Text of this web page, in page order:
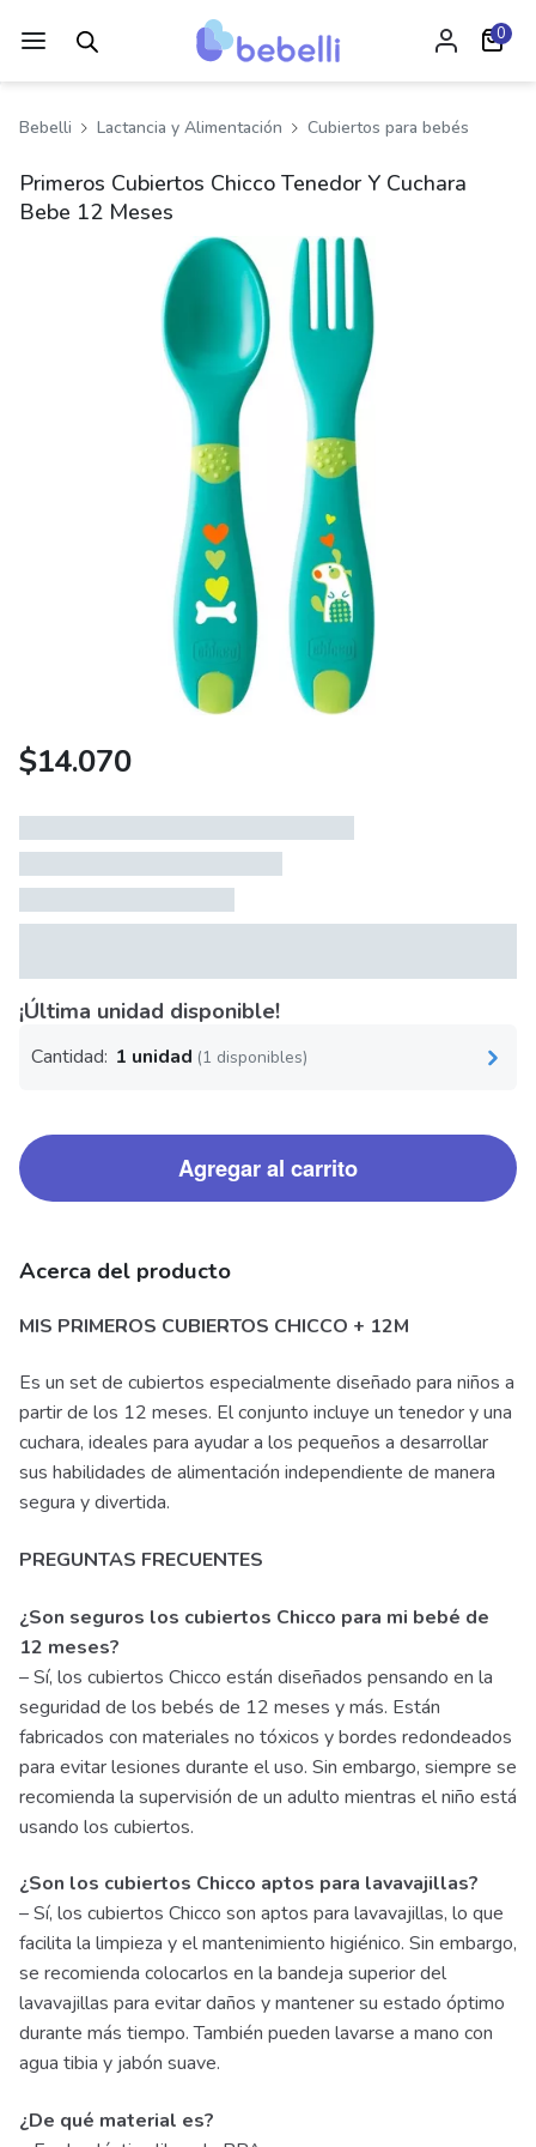
0
Bebelli Lactancia y Alimentación Cubiertos para bebés
Primeros Cubiertos Chicco Tenedor Y Cuchara
Bebe 12 Meses
$14.070
¡Última unidad disponible!
Cantidad: 1 unidad (1 disponibles)
Agregar al carrito
Acerca del producto
MIS PRIMEROS CUBIERTOS CHICCO + 12M
Es un set de cubiertos especialmente diseñado para niños a
partir de los 12 meses. El conjunto incluye un tenedor y una
cuchara, ideales para ayudar a los pequeños a desarrollar
sus habilidades de alimentación independiente de manera
segura y divertida.
PREGUNTAS FRECUENTES
¿Son seguros los cubiertos Chicco para mi bebé de
12 meses?
– Sí, los cubiertos Chicco están diseñados pensando en la
seguridad de los bebés de 12 meses y más. Están
fabricados con materiales no tóxicos y bordes redondeados
para evitar lesiones durante el uso. Sin embargo, siempre se
recomienda la supervisión de un adulto mientras el niño está
usando los cubiertos.
¿Son los cubiertos Chicco aptos para lavavajillas?
– Sí, los cubiertos Chicco son aptos para lavavajillas, lo que
facilita la limpieza y el mantenimiento higiénico. Sin embargo,
se recomienda colocarlos en la bandeja superior del
lavavajillas para evitar daños y mantener su estado óptimo
durante más tiempo. También pueden lavarse a mano con
agua tibia y jabón suave.
¿De qué material es?